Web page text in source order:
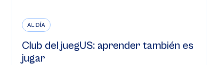
AL DÍA
Club del juegUS: aprender también es
jugar